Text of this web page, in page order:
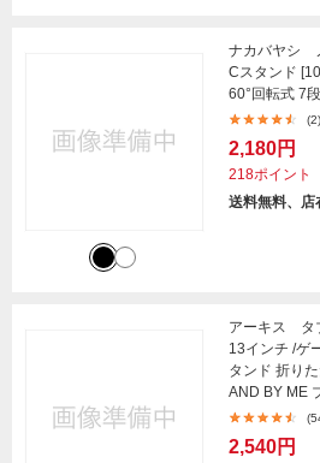
ナカバヤシ
Cスタンド
60°回転式 7
(2)
2,180円
218ポイント
送料無料、店
アーキス タ
13インチ /ゲ
タンド 折り
AND BY ME
2,540円